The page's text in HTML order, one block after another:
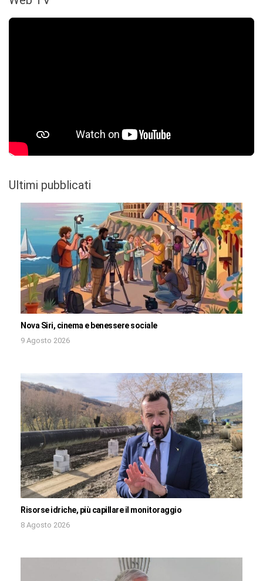
Ultimi pubblicati
Nova Siri, cinema e benessere sociale
9 Agosto 2026
Risorse idriche, più capillare il monitoraggio
8 Agosto 2026